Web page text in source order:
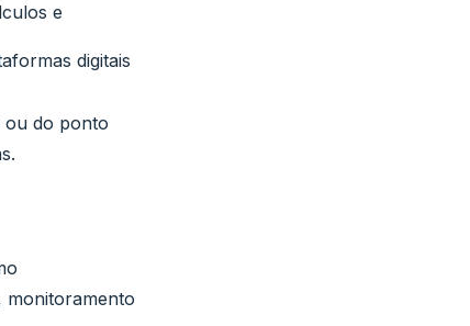
e
digitais
ou do ponto
monitoramento